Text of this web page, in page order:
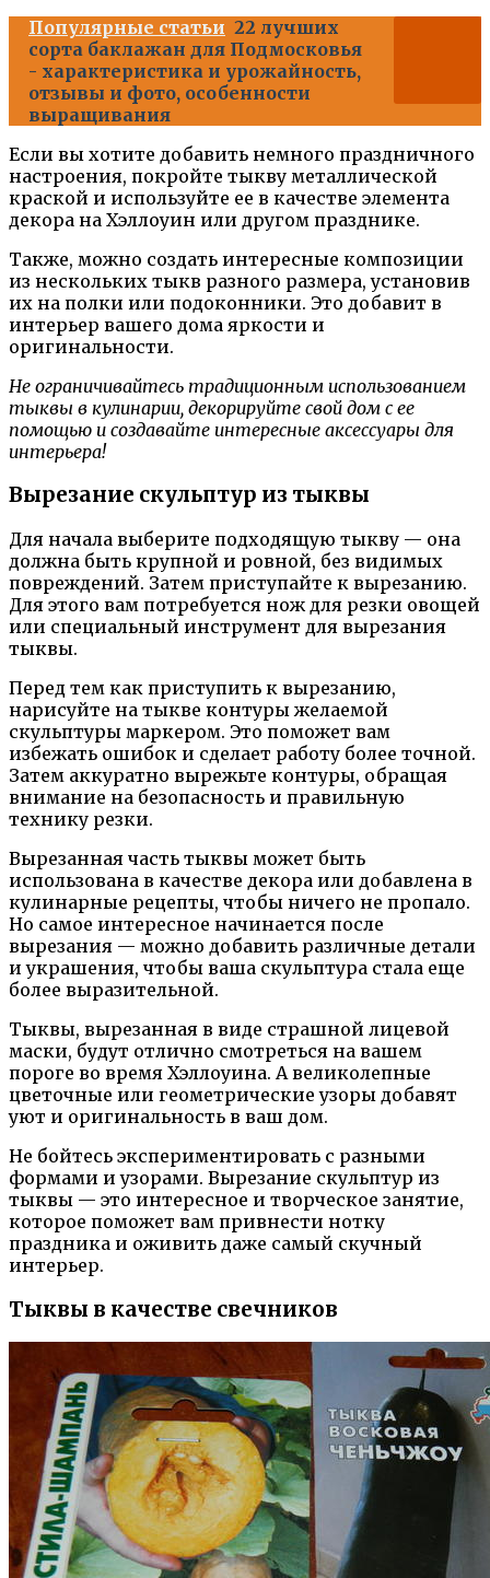
Популярные статьи 22 лучших
сорта баклажан для Подмосковья
- характеристика и урожайность,
отзывы и фото, особенности
выращивания
Если вы хотите добавить немного праздничного
настроения, покройте тыкву металлической
краской и используйте ее в качестве элемента
декора на Хэллоуин или другом празднике.
Также, можно создать интересные композиции
из нескольких тыкв разного размера, установив
их на полки или подоконники. Это добавит в
интерьер вашего дома яркости и
оригинальности.
Не ограничивайтесь традиционным использованием
тыквы в кулинарии, декорируйте свой дом с ее
помощью и создавайте интересные аксессуары для
интерьера!
Вырезание скульптур из тыквы
Для начала выберите подходящую тыкву — она
должна быть крупной и ровной, без видимых
повреждений. Затем приступайте к вырезанию.
Для этого вам потребуется нож для резки овощей
или специальный инструмент для вырезания
тыквы.
Перед тем как приступить к вырезанию,
нарисуйте на тыкве контуры желаемой
скульптуры маркером. Это поможет вам
избежать ошибок и сделает работу более точной.
Затем аккуратно вырежьте контуры, обращая
внимание на безопасность и правильную
технику резки.
Вырезанная часть тыквы может быть
использована в качестве декора или добавлена в
кулинарные рецепты, чтобы ничего не пропало.
Но самое интересное начинается после
вырезания — можно добавить различные детали
и украшения, чтобы ваша скульптура стала еще
более выразительной.
Тыквы, вырезанная в виде страшной лицевой
маски, будут отлично смотреться на вашем
пороге во время Хэллоуина. А великолепные
цветочные или геометрические узоры добавят
уют и оригинальность в ваш дом.
Не бойтесь экспериментировать с разными
формами и узорами. Вырезание скульптур из
тыквы — это интересное и творческое занятие,
которое поможет вам привнести нотку
праздника и оживить даже самый скучный
интерьер.
Тыквы в качестве свечников